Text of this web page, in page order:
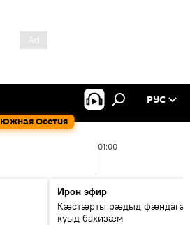
Южная Осетия
РУС
01:00
Ирон эфир
Кæстæрты рæдыд
куыд бахизæм